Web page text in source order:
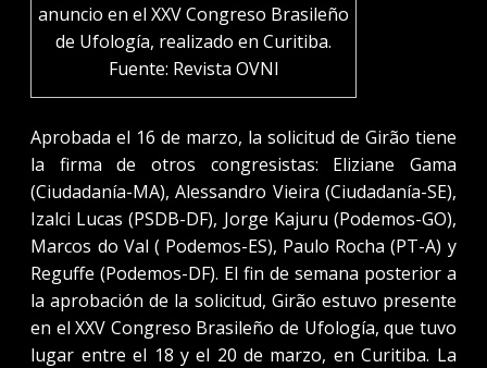
anuncio en el XXV Congreso Brasileño
de Ufología, realizado en Curitiba.
Fuente: Revista OVNI
Aprobada el 16 de marzo, la solicitud de Girão tiene
la firma de otros congresistas: Eliziane Gama
(Ciudadanía-MA), Alessandro Vieira (Ciudadanía-SE),
Izalci Lucas (PSDB-DF), Jorge Kajuru (Podemos-GO),
Marcos do Val ( Podemos-ES), Paulo Rocha (PT-A) y
Reguffe (Podemos-DF). El fin de semana posterior a
la aprobación de la solicitud, Girão estuvo presente
en el XXV Congreso Brasileño de Ufología, que tuvo
lugar entre el 18 y el 20 de marzo, en Curitiba. La